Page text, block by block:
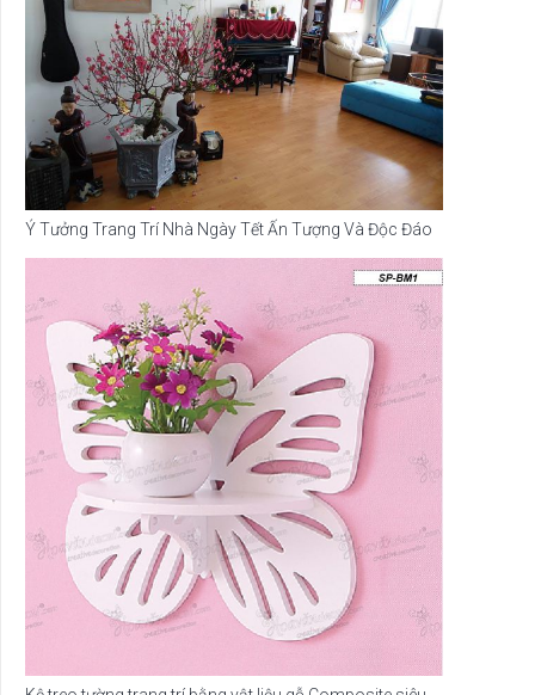
Ý Tưởng Trang Trí Nhà Ngày Tết Ấn Tượng Và Độc Đáo